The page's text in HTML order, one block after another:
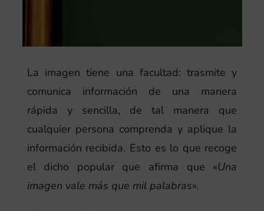
La imagen tiene una facultad: trasmite y
comunica información de una manera
rápida y sencilla, de tal manera que
cualquier persona comprenda y aplique la
información recibida. Esto es lo que recoge
el dicho popular que afirma que «Una
imagen vale más que mil palabras».